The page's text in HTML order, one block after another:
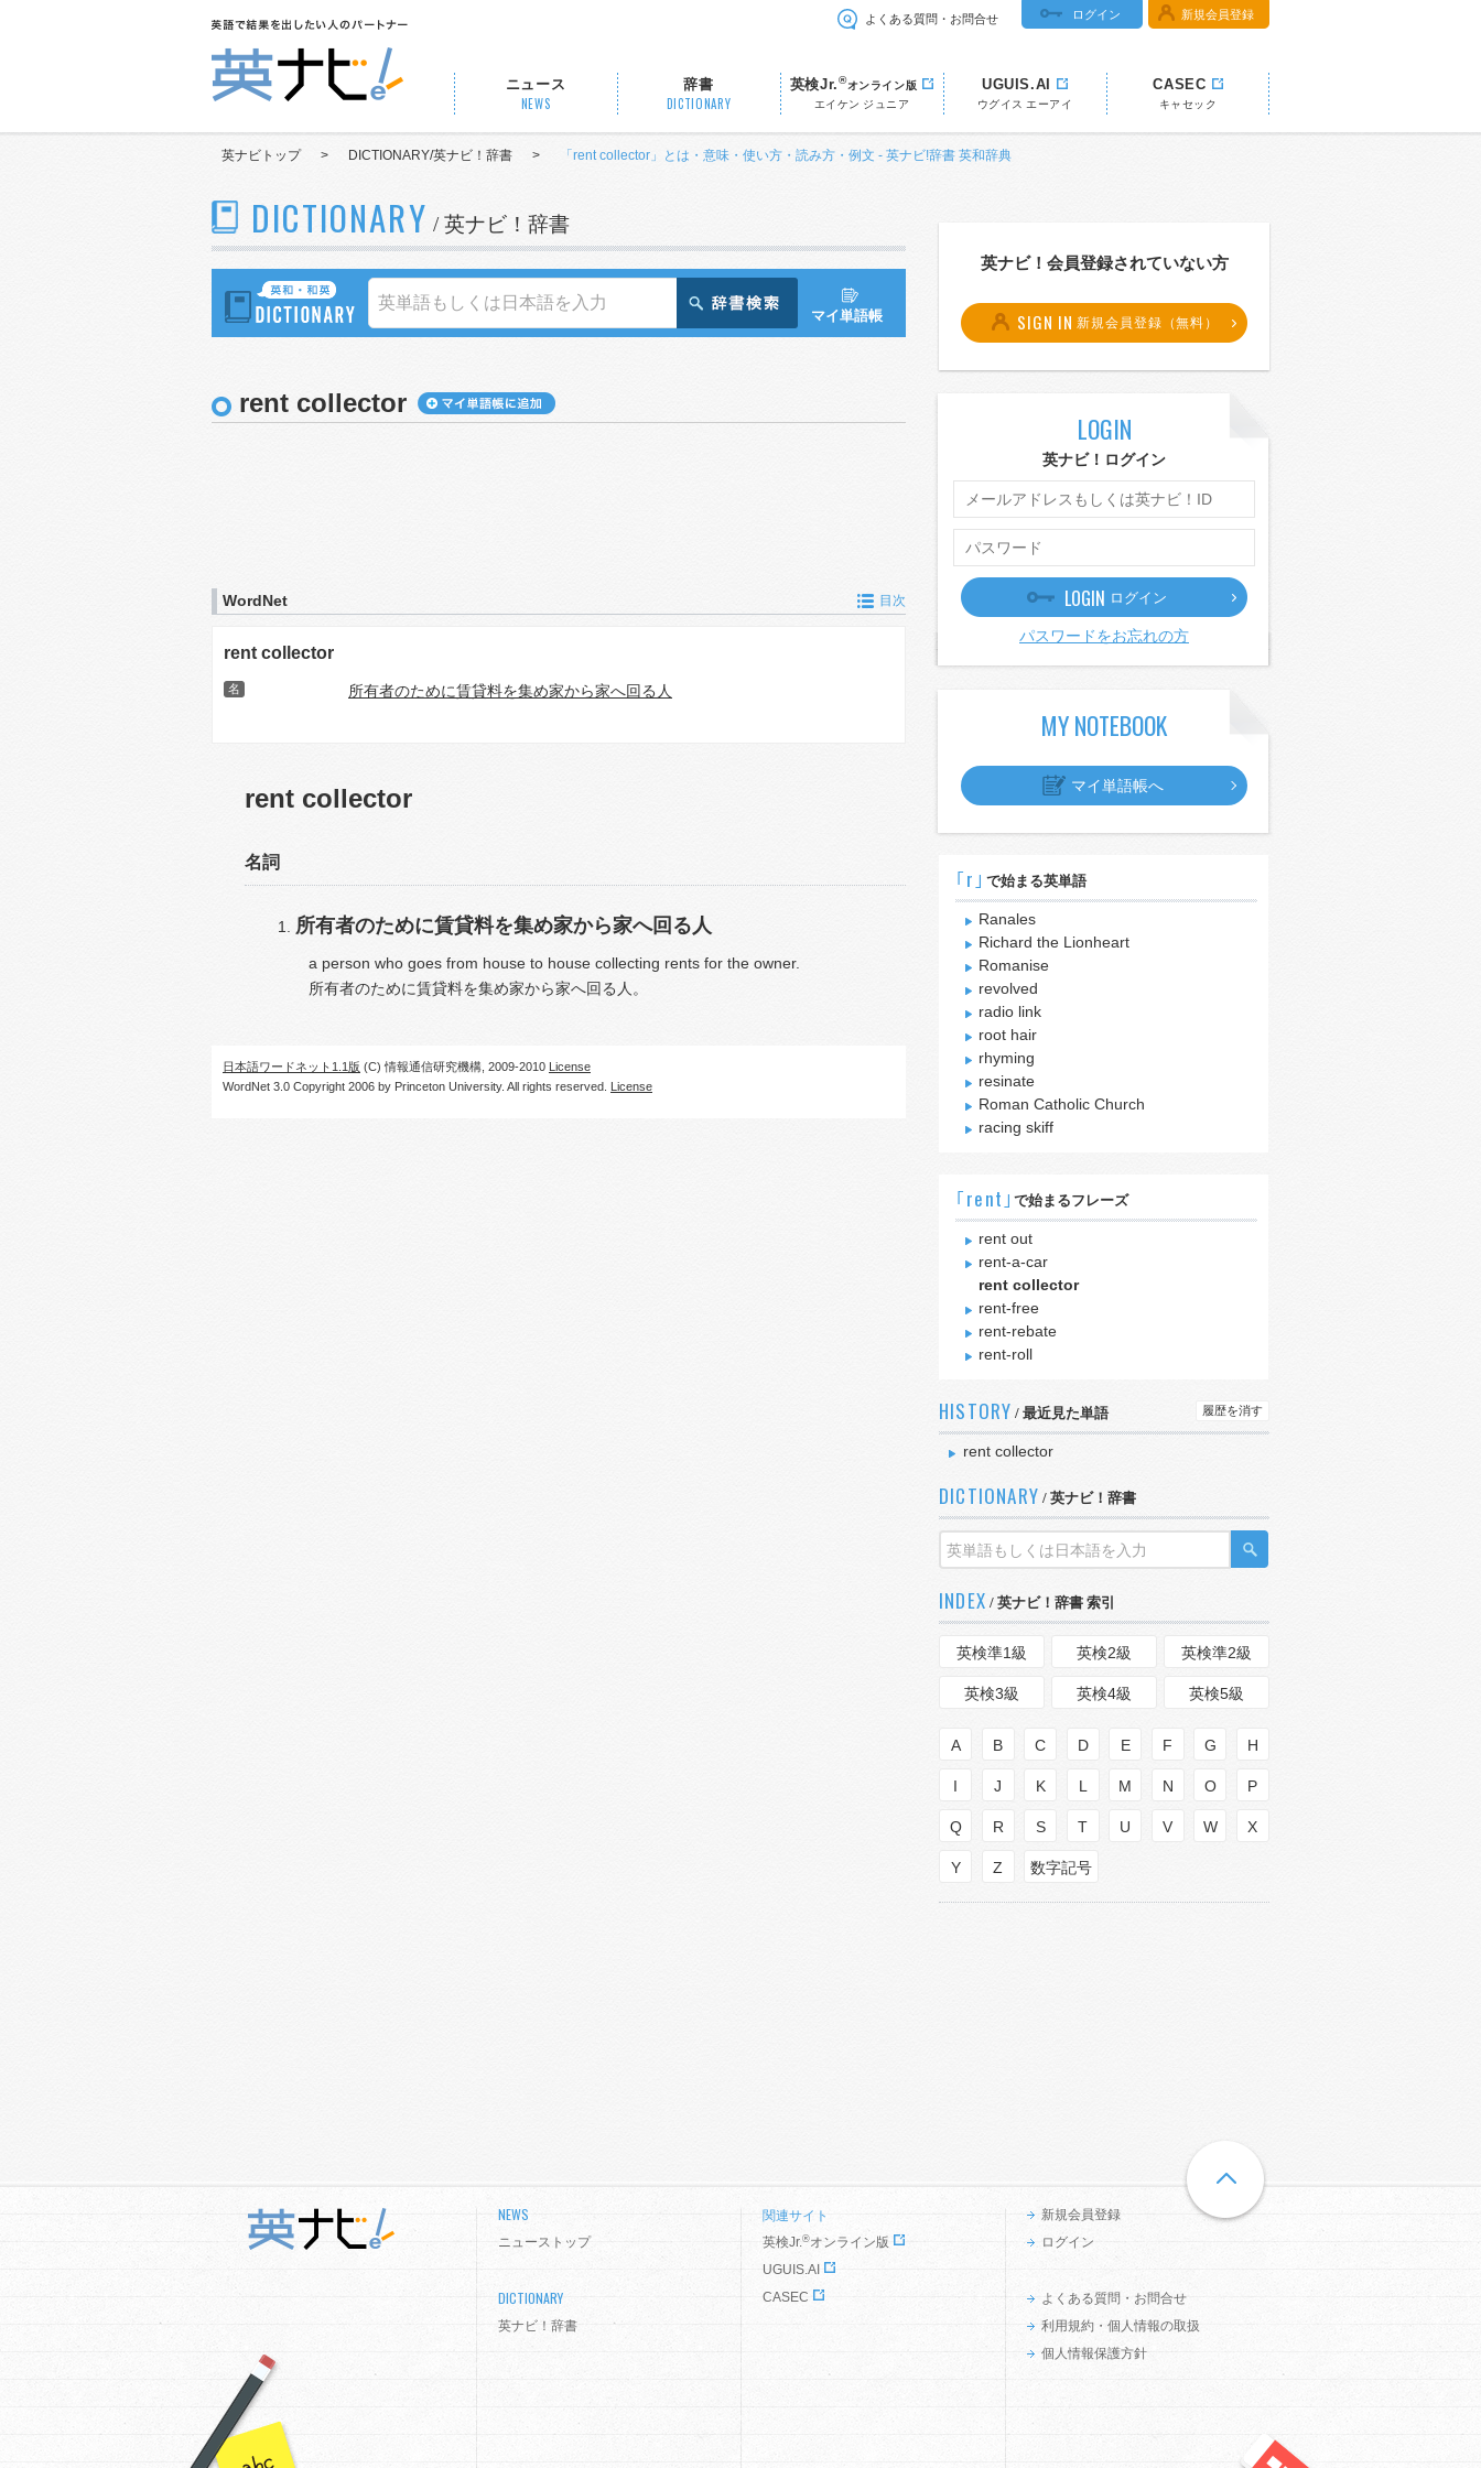
よくある質問・お問合せ ログイン 新規会員登録
ニュース
NEWS
辞書
DICTIONARY
英検Jr.®オンライン版
エイケン ジュニア
UGUIS.AI
ウグイス エーアイ
CASEC
キャセック
英ナビトップ > DICTIONARY/英ナビ！辞書 > 「rent collector」とは・意味・使い方・読み方・例文 - 英ナビ!辞書 英和辞典
DICTIONARY / 英ナビ！辞書
マイ単語帳
rent collector
WordNet 目次
rent collector
名 所有者のために賃貸料を集め家から家へ回る人
rent collector
名詞
所有者のために賃貸料を集め家から家へ回る人
a person who goes from house to house collecting rents for the owner.
所有者のために賃貸料を集め家から家へ回る人。
日本語ワードネット1.1版 (C) 情報通信研究機構, 2009-2010 License
WordNet 3.0 Copyright 2006 by Princeton University. All rights reserved. License
英ナビ！会員登録されていない方
SIGN IN 新規会員登録（無料）
LOGIN
英ナビ！ログイン
LOGIN ログイン
パスワードをお忘れの方
MY NOTEBOOK
マイ単語帳へ
｢r｣ で始まる英単語
Ranales
Richard the Lionheart
Romanise
revolved
radio link
root hair
rhyming
resinate
Roman Catholic Church
racing skiff
｢rent｣で始まるフレーズ
rent out
rent-a-car
rent collector
rent-free
rent-rebate
rent-roll
HISTORY / 最近見た単語 履歴を消す
rent collector
DICTIONARY / 英ナビ！辞書
INDEX / 英ナビ！辞書 索引
英検準1級 英検2級 英検準2級
英検3級 英検4級 英検5級
A B C D E F G H
I J K L M N O P
Q R S T U V W X
Y Z 数字記号
NEWS
ニューストップ
DICTIONARY
英ナビ！辞書
関連サイト
英検Jr.®オンライン版
UGUIS.AI
CASEC
新規会員登録
ログイン
よくある質問・お問合せ
利用規約・個人情報の取扱
個人情報保護方針